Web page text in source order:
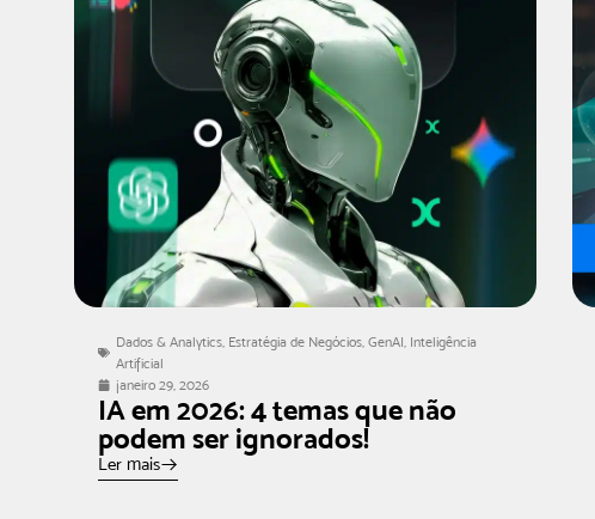
Dados & Analytics, Estratégia de Negócios, GenAI, Inteligência
Artificial
janeiro 29, 2026
IA em 2026: 4 temas que não
podem ser ignorados!
Ler mais